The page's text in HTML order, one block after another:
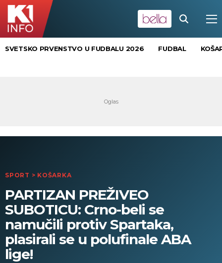
SVETSKO PRVENSTVO U FUDBALU 2026 FUDBAL
SPORT > KOŠARKA
PARTIZAN PREŽIVEO
SUBOTICU: Crno-beli se
namučili protiv Spartaka,
plasirali se u polufinale ABA
lige!